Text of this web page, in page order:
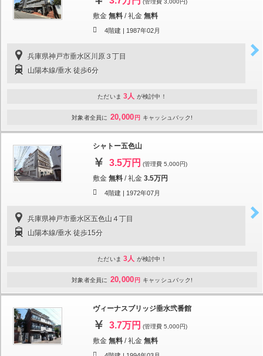
(管理費 3,000円)
敷金 無料 /礼金 無料
4階建 | 1987年02月
兵庫県神戸市垂水区川原３丁目
山陽本線/垂水 徒歩6分
ただいま 3人 が検討中！
対象者全員に 20,000 円 キャッシュバック!
シャトー五色山
3.5万円 (管理費 5,000円)
敷金 無料 /礼金 3.5万円
4階建 | 1972年07月
兵庫県神戸市垂水区五色山４丁目
山陽本線/垂水 徒歩15分
ただいま 3人 が検討中！
対象者全員に 20,000 円 キャッシュバック!
ヴィーナスブリッジ垂水弐番館
3.7万円 (管理費 5,000円)
敷金 無料 /礼金 無料